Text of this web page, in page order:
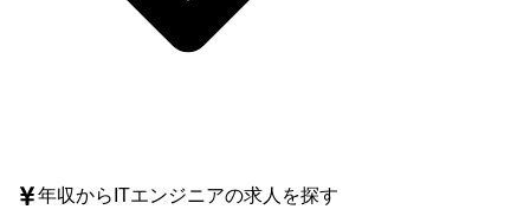
年収からITエンジニアの求人を探す